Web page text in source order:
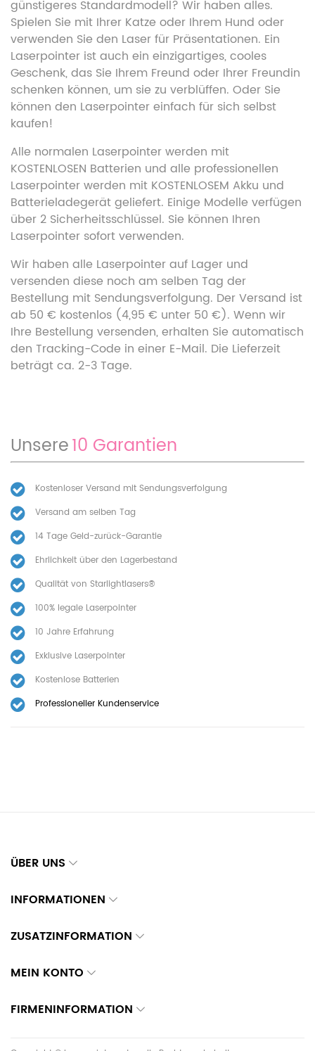
günstigeres Standardmodell? Wir haben alles.
Spielen Sie mit Ihrer Katze oder Ihrem Hund oder
verwenden Sie den Laser für Präsentationen. Ein
Laserpointer ist auch ein einzigartiges, cooles
Geschenk, das Sie Ihrem Freund oder Ihrer Freundin
schenken können, um sie zu verblüffen. Oder Sie
können den Laserpointer einfach für sich selbst
kaufen!
Alle normalen Laserpointer werden mit
KOSTENLOSEN Batterien und alle professionellen
Laserpointer werden mit KOSTENLOSEM Akku und
Batterieladegerät geliefert. Einige Modelle verfügen
über 2 Sicherheitsschlüssel. Sie können Ihren
Laserpointer sofort verwenden.
Wir haben alle Laserpointer auf Lager und
versenden diese noch am selben Tag der
Bestellung mit Sendungsverfolgung. Der Versand ist
ab 50 € kostenlos (4,95 € unter 50 €). Wenn wir
Ihre Bestellung versenden, erhalten Sie automatisch
den Tracking-Code in einer E-Mail. Die Lieferzeit
beträgt ca. 2-3 Tage.
Unsere10 Garantien
Kostenloser Versand mit Sendungsverfolgung
Versand am selben Tag
14 Tage Geld-zurück-Garantie
Ehrlichkeit über den Lagerbestand
Qualität von Starlightlasers®
100% legale Laserpointer
10 Jahre Erfahrung
Exklusive Laserpointer
Kostenlose Batterien
Professioneller Kundenservice
ÜBER UNS
INFORMATIONEN
ZUSATZINFORMATION
MEIN KONTO
FIRMENINFORMATION